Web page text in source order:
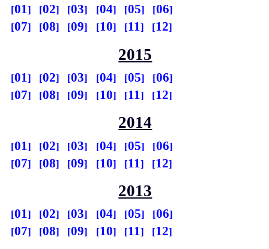
01 02 03 04 05
06
07
08 09 10 11 12
2015
01 02 03 04 05
06
07
08 09 10 11 12
2014
01 02 03 04 05
06
07
08 09 10 11 12
2013
01 02 03 04 05
06
07
08 09 10 11 12